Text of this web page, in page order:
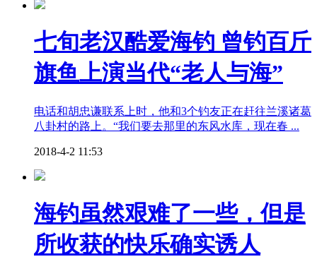
七旬老汉酷爱海钓 曾钓百斤
旗鱼上演当代“老人与海”
电话和胡忠谦联系上时，他和3个钓友正在赶往兰溪诸葛
八卦村的路上。“我们要去那里的东风水库，现在春 ...
2018-4-2 11:53
海钓虽然艰难了一些，但是
所收获的快乐确实诱人